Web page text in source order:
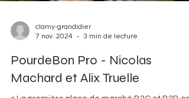
clamy-grandidier
PourdeBon Pro - Nicolas